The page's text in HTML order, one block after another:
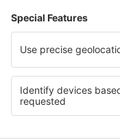
Conceicao do
Concordia
Confresa Airport
Sao Paulo